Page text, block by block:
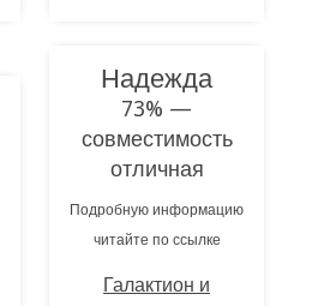
Надежда
73% —
совместимость
отличная
Подробную информацию
читайте по ссылке
Галактион и